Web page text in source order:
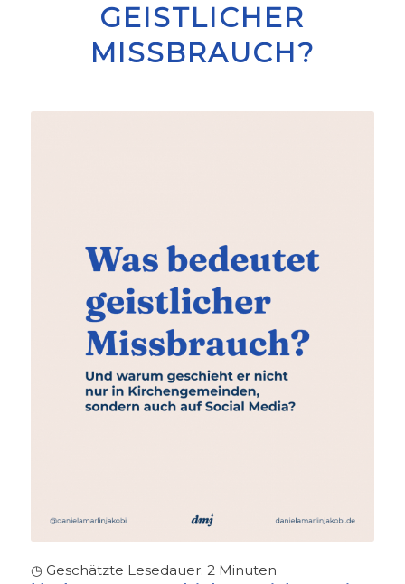
GEISTLICHER
MISSBRAUCH?
◷ Geschätzte Lesedauer: 2 Minuten